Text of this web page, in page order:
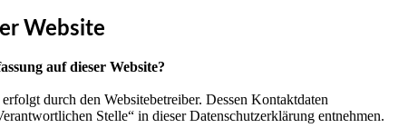
Website
auf dieser Website?
durch den Websitebetreiber. Dessen Kontaktdaten
Stelle“ in dieser Datenschutzerklärung entnehmen.